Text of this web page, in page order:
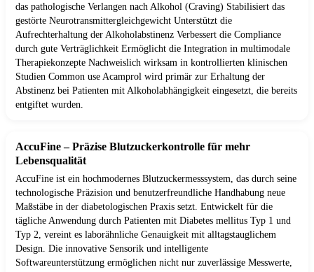
das pathologische Verlangen nach Alkohol (Craving) Stabilisiert das
gestörte Neurotransmittergleichgewicht Unterstützt die
Aufrechterhaltung der Alkoholabstinenz Verbessert die Compliance
durch gute Verträglichkeit Ermöglicht die Integration in multimodale
Therapiekonzepte Nachweislich wirksam in kontrollierten klinischen
Studien Common use Acamprol wird primär zur Erhaltung der
Abstinenz bei Patienten mit Alkoholabhängigkeit eingesetzt, die bereits
entgiftet wurden.
AccuFine – Präzise Blutzuckerkontrolle für mehr
Lebensqualität
AccuFine ist ein hochmodernes Blutzuckermesssystem, das durch seine
technologische Präzision und benutzerfreundliche Handhabung neue
Maßstäbe in der diabetologischen Praxis setzt. Entwickelt für die
tägliche Anwendung durch Patienten mit Diabetes mellitus Typ 1 und
Typ 2, vereint es laborähnliche Genauigkeit mit alltagstauglichem
Design. Die innovative Sensorik und intelligente
Softwareunterstützung ermöglichen nicht nur zuverlässige Messwerte,